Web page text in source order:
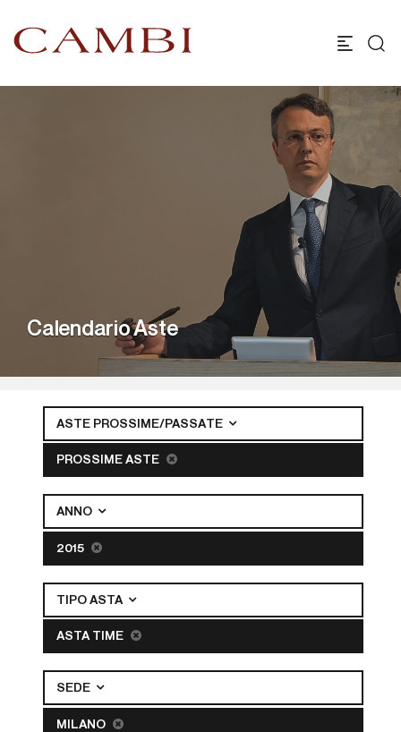
Calendario Aste
ASTE PROSSIME/PASSATE
PROSSIME ASTE
ANNO
2015
TIPO ASTA
ASTA TIME
SEDE
MILANO